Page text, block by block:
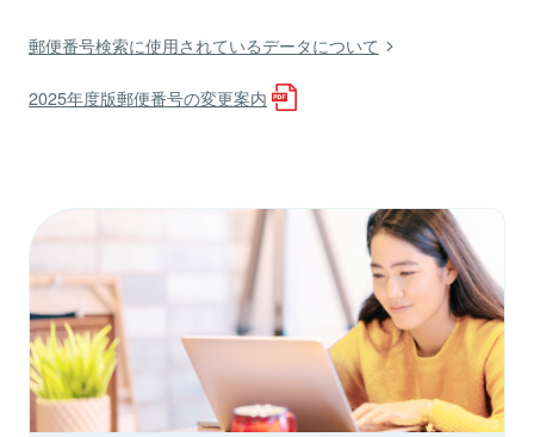
郵便番号検索に使用されているデータについて
2025年度版郵便番号の変更案内